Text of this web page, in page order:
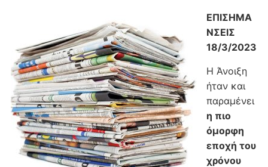
ΕΠΙΣΗΜΑ
ΝΣΕΙΣ
18/3/2023
Η Άνοιξη
ήταν και
παραμένει
η πιο
όμορφη
εποχή του
χρόνου